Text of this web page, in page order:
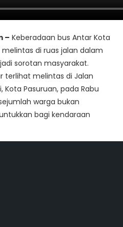
– Keberadaan bus Antar Kota
melintas di ruas jalan dalam
sorotan masyarakat.
terlihat melintas di Jalan
Kota Pasuruan, pada Rabu
warga bukan
bagi kendaraan